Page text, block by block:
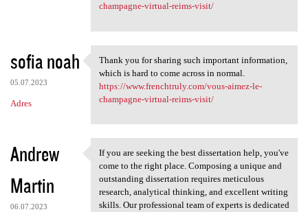
champagne-virtual-reims-visit/
sofia noah
05.07.2023
Adres
Thank you for sharing such
Thank you for sharing such important information,
which is hard to come across in normal.
https://www.frenchtruly.com/vous-aimez-le-
champagne-virtual-reims-visit/
Andrew
Martin
06.07.2023
If you are seeking the best
If you are seeking the best dissertation help, you've
come to the right place. Composing a unique and
outstanding dissertation requires meticulous
research, analytical thinking, and excellent writing
skills. Our professional team of experts is dedicated